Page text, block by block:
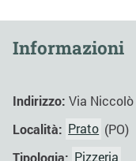
Informazioni
Indirizzo: Via Niccolò
Località: Prato (PO)
Tipologia: Pizzeria